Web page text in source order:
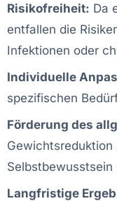
Risikofreiheit: Da
entfallen die
Infektionen oder
Individuelle
spezifischen
Förderung des
Langfristige